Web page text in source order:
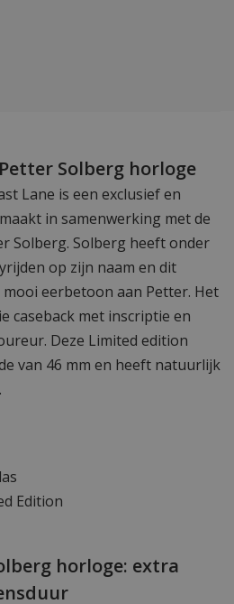
Solberg horloge
Lane is een exclusief en
in samenwerking met de
Solberg. Solberg heeft onder
op zijn naam en dit
eerbetoon aan Petter. Het
caseback met inscriptie en
Deze Limited edition
van 46 mm en heeft natuurlijk
Edition
horloge: extra